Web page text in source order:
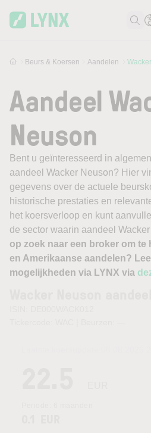
Beurs & Koersen Aandelen
Aandeel
Neuson
Bent u geïnteresseerd in
aandeel Wacker Neuson? Hier
gegevens over de actuele
historische prestaties en
het koersverloop en kunt
de sector waarin aandeel
op zoek naar een broker om te
en Amerikaanse aandelen?
mogelijkheden via LYNX via